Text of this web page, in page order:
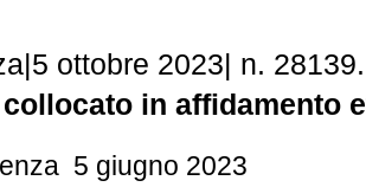
|5 ottobre 2023| n. 28139.
in affidamento
5 giugno 2023